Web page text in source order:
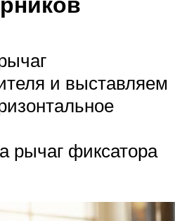
и выставляем
рычаг фиксатора